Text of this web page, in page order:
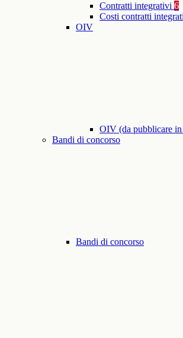
Contratti integrativi 6
Costi contratti
OIV
OIV (da pubblicare in
Bandi di concorso
Bandi di concorso